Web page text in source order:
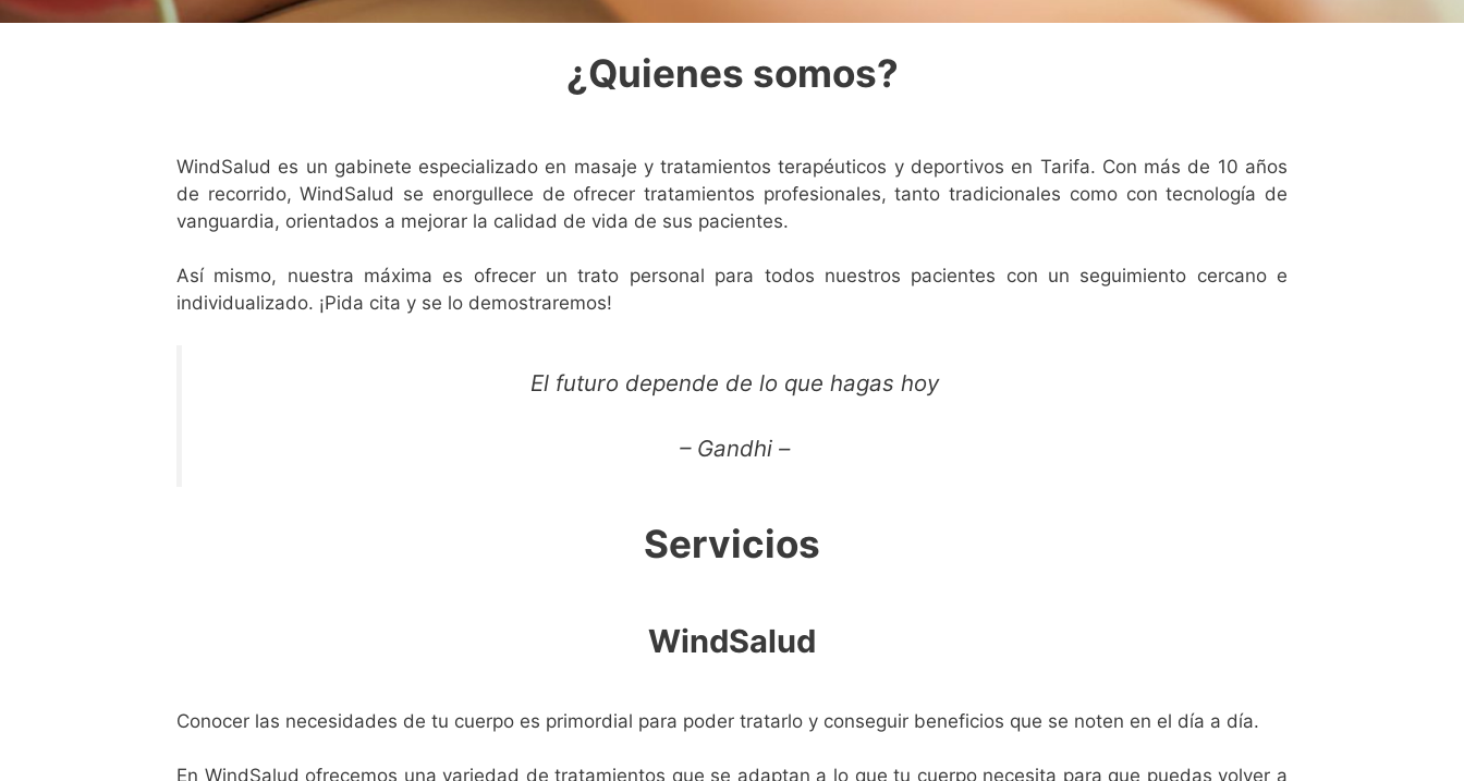
¿Quienes somos?
WindSalud es un gabinete especializado en masaje y tratamientos terapéuticos y deportivos en Tarifa. Con más de 10 años
de recorrido, WindSalud se enorgullece de ofrecer tratamientos profesionales, tanto tradicionales como con tecnología de
vanguardia, orientados a mejorar la calidad de vida de sus pacientes.
Así mismo, nuestra máxima es ofrecer un trato personal para todos nuestros pacientes con un seguimiento cercano e
individualizado. ¡Pida cita y se lo demostraremos!
El futuro depende de lo que hagas hoy
– Gandhi –
Servicios
WindSalud
Conocer las necesidades de tu cuerpo es primordial para poder tratarlo y conseguir beneficios que se noten en el día a día.
En WindSalud ofrecemos una variedad de tratamientos que se adaptan a lo que tu cuerpo necesita para que puedas volver a